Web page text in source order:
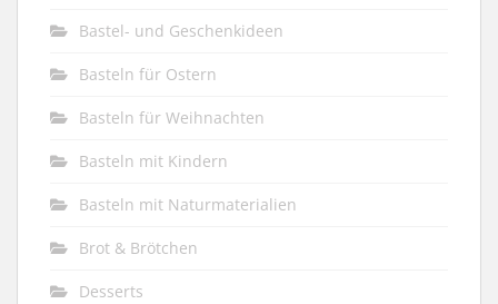
Bastel- und Geschenkideen
Basteln für Ostern
Basteln für Weihnachten
Basteln mit Kindern
Basteln mit Naturmaterialien
Brot & Brötchen
Desserts